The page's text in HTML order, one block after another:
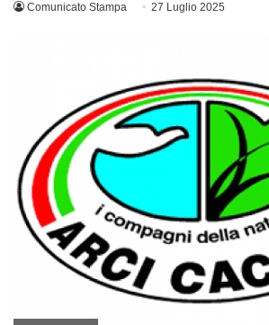
Comunicato Stampa 27 Luglio 2025